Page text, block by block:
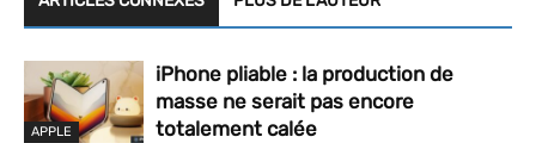
APPLE
iPhone pliable : la production de
masse ne serait pas encore
totalement calée